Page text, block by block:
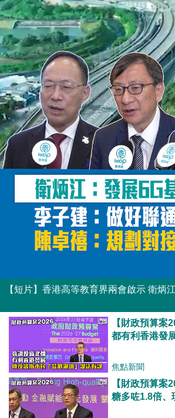
【財政預算案
都有利香港發
焦點新聞
【財政預算案
糖多咗1.8倍、